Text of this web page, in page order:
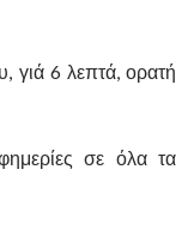
γιά 6 λεπτά, ορατή
σε όλα τα